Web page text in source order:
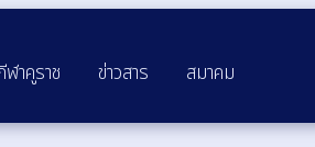
ฬาคูราช ข่าวสาร สมาคม